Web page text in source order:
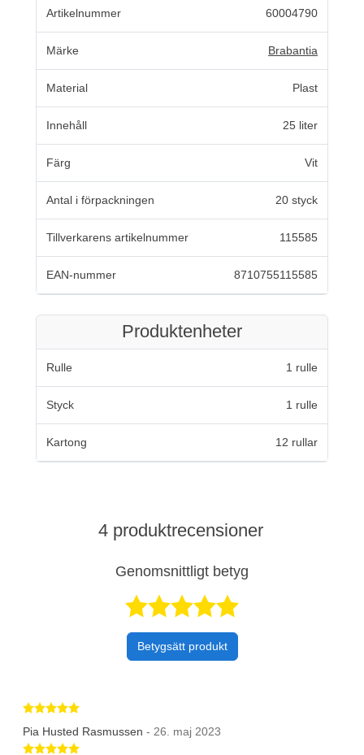
Artikelnummer 60004790
Märke Brabantia
Material Plast
Innehåll 25 liter
Färg Vit
Antal i förpackningen 20 styck
Tillverkarens artikelnummer 115585
EAN-nummer 8710755115585
Produktenheter
Rulle 1 rulle
Styck 1 rulle
Kartong 12 rullar
4 produktrecensioner
Genomsnittligt betyg
Betygsatt 4,8
Betygsätt produkt
Betygsatt 5 av 5 stjärnor
Pia Husted Rasmussen - 26. maj 2023
Betygsatt 5 av 5 stjärnor